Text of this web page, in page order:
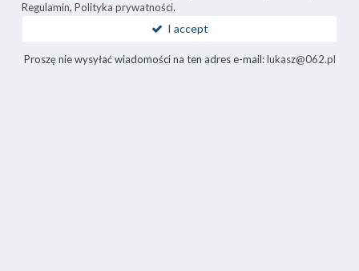
Regulamin, Polityka prywatności.
I accept
Proszę nie wysyłać wiadomości na ten adres e-mail:lukasz@062.pl